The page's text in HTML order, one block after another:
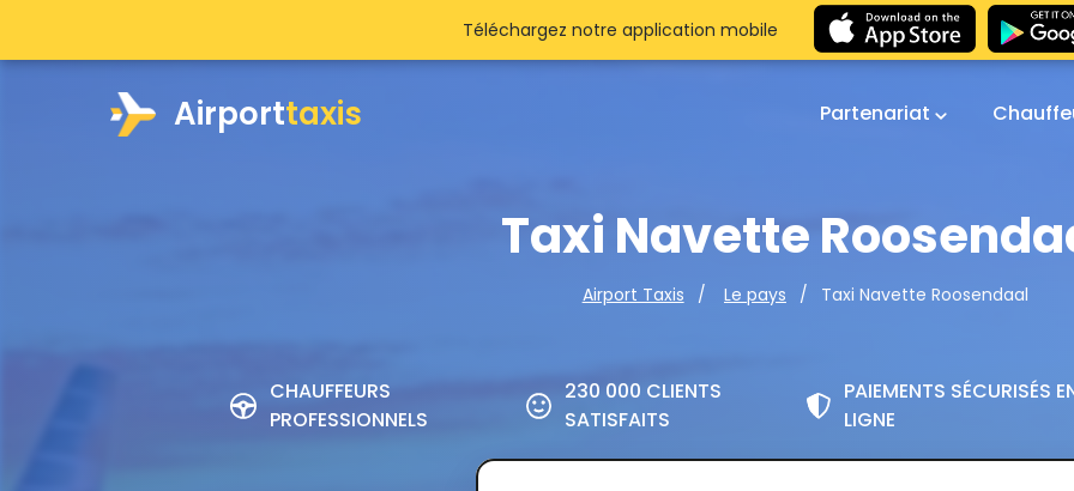
Airporttaxis Partenariat
Taxi Navette
Airport Taxis Le pays Taxi Navette Roosendaal
CHAUFFEURS
PROFESSIONNELS
230 000 CLIENTS
SATISFAITS
PAIEMENTS SÉCURISÉS
LIGNE
Téléchargez notre application mobile